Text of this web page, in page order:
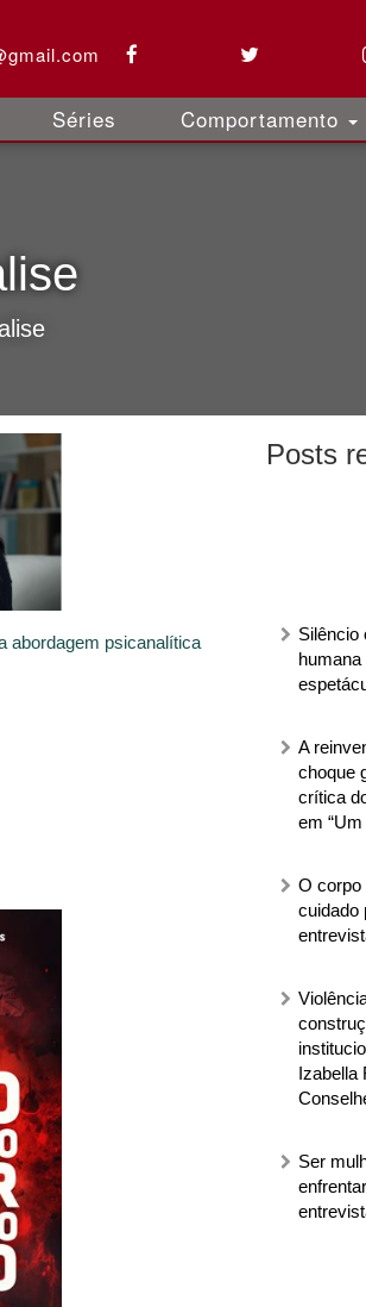
Séries Comportamento
Posts
Silêncio
A
choque
crítica
em
O corpo
cuidado
Izabella
Ser
abordagem psicanalítica